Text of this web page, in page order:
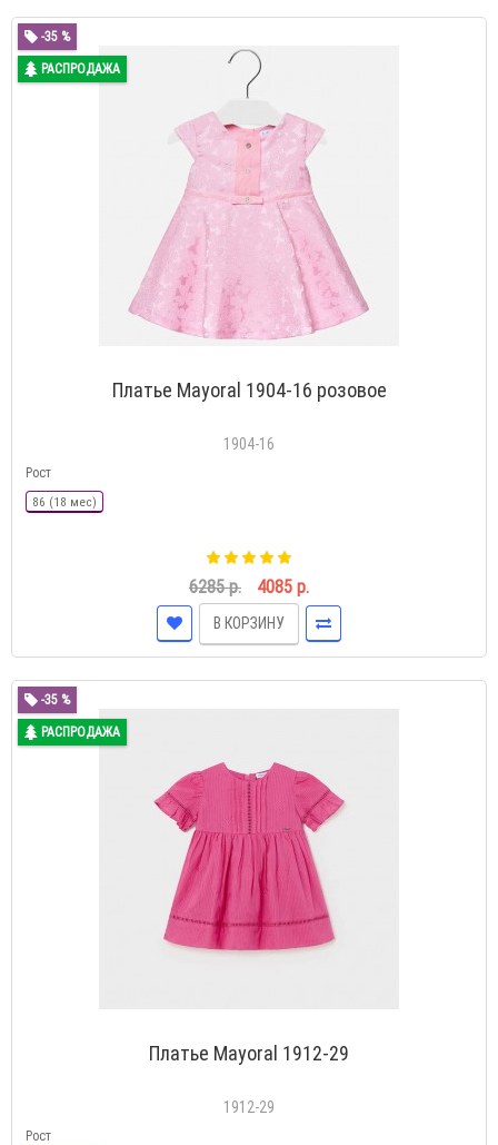
-35 %
РАСПРОДАЖА
Платье Mayoral 1904-16 розовое
1904-16
Рост
86 (18 мес)
6285 р. 4085 р.
В КОРЗИНУ
-35 %
РАСПРОДАЖА
Платье Mayoral 1912-29
1912-29
Рост